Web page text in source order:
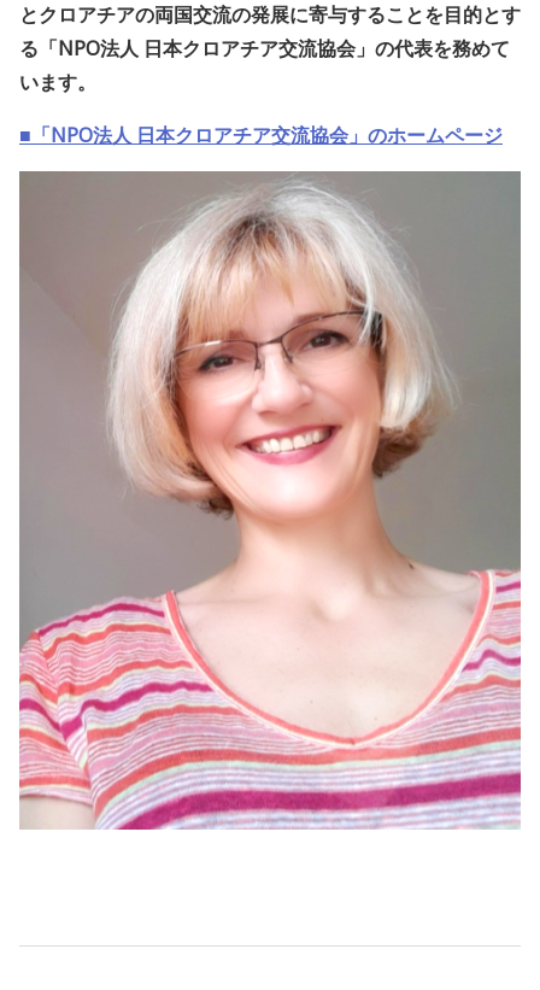
とクロアチアの両国交流の発展に寄与することを目的とす
る「NPO法人 日本クロアチア交流協会」の代表を務めて
います。
■「NPO法人 日本クロアチア交流協会」のホームページ